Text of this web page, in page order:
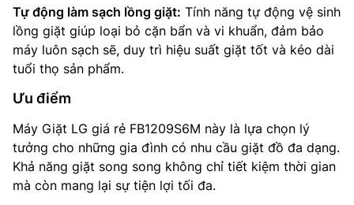
Tự động làm sạch lồng giặt: Tính năng tự động vệ sinh
lồng giặt giúp loại bỏ cặn bẩn và vi khuẩn, đảm bảo
máy luôn sạch sẽ, duy trì hiệu suất giặt tốt và kéo dài
tuổi thọ sản phẩm.
Ưu điểm
Máy Giặt LG giá rẻ FB1209S6M này là lựa chọn lý
tưởng cho những gia đình có nhu cầu giặt đồ đa dạng.
Khả năng giặt song song không chỉ tiết kiệm thời gian
mà còn mang lại sự tiện lợi tối đa.